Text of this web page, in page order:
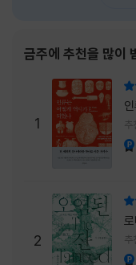
금주에 추천을 많이
1
인
2 추